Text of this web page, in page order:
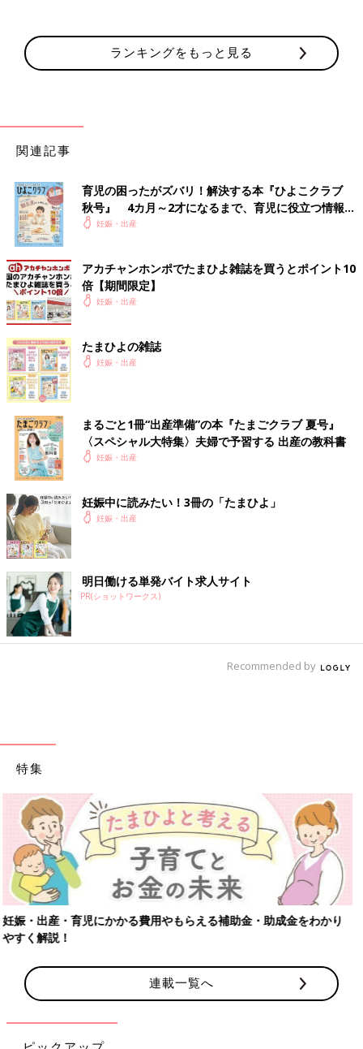
ランキングをもっと見る
関連記事
育児の困ったがズバリ！解決する本『ひよこクラブ
秋号』 4カ月～2才になるまで、育児に役立つ情報が
いっぱい！
妊娠・出産
アカチャンホンポでたまひよ雑誌を買うとポイント10
倍【期間限定】
妊娠・出産
たまひよの雑誌
妊娠・出産
まるごと1冊“出産準備”の本『たまごクラブ 夏号』
〈スペシャル大特集〉夫婦で予習する 出産の教科書
妊娠・出産
妊娠中に読みたい！3冊の「たまひよ」
妊娠・出産
明日働ける単発バイト求人サイト
PR(ショットワークス)
Recommended by
特集
【ワクチン接種できるものも】妊婦の感染症対策、知っておいて！
連載一覧へ